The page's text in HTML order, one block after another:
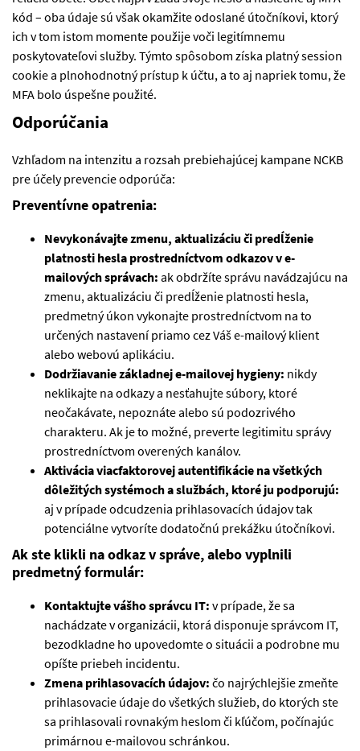
kód – oba údaje sú však okamžite odoslané útočníkovi, ktorý
ich v tom istom momente použije voči legitímnemu
poskytovateľovi služby. Týmto spôsobom získa platný session
cookie a plnohodnotný prístup k účtu, a to aj napriek tomu, že
MFA bolo úspešne použité.
Odporúčania
Vzhľadom na intenzitu a rozsah prebiehajúcej kampane NCKB
pre účely prevencie odporúča:
Preventívne opatrenia:
Nevykonávajte zmenu, aktualizáciu či predĺženie
platnosti hesla prostredníctvom odkazov v e-
mailových správach: ak obdržíte správu navádzajúcu na
zmenu, aktualizáciu či predĺženie platnosti hesla,
predmetný úkon vykonajte prostredníctvom na to
určených nastavení priamo cez Váš e-mailový klient
alebo webovú aplikáciu.
Dodržiavanie základnej e-mailovej hygieny: nikdy
neklikajte na odkazy a nesťahujte súbory, ktoré
neočakávate, nepoznáte alebo sú podozrivého
charakteru. Ak je to možné, preverte legitimitu správy
prostredníctvom overených kanálov.
Aktivácia viacfaktorovej autentifikácie na všetkých
dôležitých systémoch a službách, ktoré ju podporujú:
aj v prípade odcudzenia prihlasovacích údajov tak
potenciálne vytvoríte dodatočnú prekážku útočníkovi.
Ak ste klikli na odkaz v správe, alebo vyplnili
predmetný formulár:
Kontaktujte vášho správcu IT: v prípade, že sa
nachádzate v organizácii, ktorá disponuje správcom IT,
bezodkladne ho upovedomte o situácii a podrobne mu
opíšte priebeh incidentu.
Zmena prihlasovacích údajov: čo najrýchlejšie zmeňte
prihlasovacie údaje do všetkých služieb, do ktorých ste
sa prihlasovali rovnakým heslom či kľúčom, počínajúc
primárnou e-mailovou schránkou.